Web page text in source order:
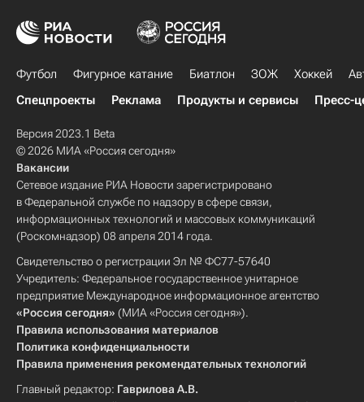
Футбол Фигурное катание Биатлон ЗОЖ Хоккей
Спецпроекты
Реклама Продукты и сервисы Пресс-
Версия 2023.1 Beta
© 2026 МИА «Россия сегодня»
Вакансии
Сетевое издание РИА Новости зарегистрировано
в Федеральной службе по надзору в сфере связи,
информационных технологий и массовых коммуникаций
(Роскомнадзор) 08 апреля 2014 года.
Свидетельство о регистрации Эл № ФС77-57640
Учредитель: Федеральное государственное унитарное
предприятие Международное информационное агентство
«Россия сегодня» (МИА «Россия сегодня»).
Правила использования материалов
Политика конфиденциальности
Правила применения рекомендательных технологий
Главный редактор: Гаврилова А.В.